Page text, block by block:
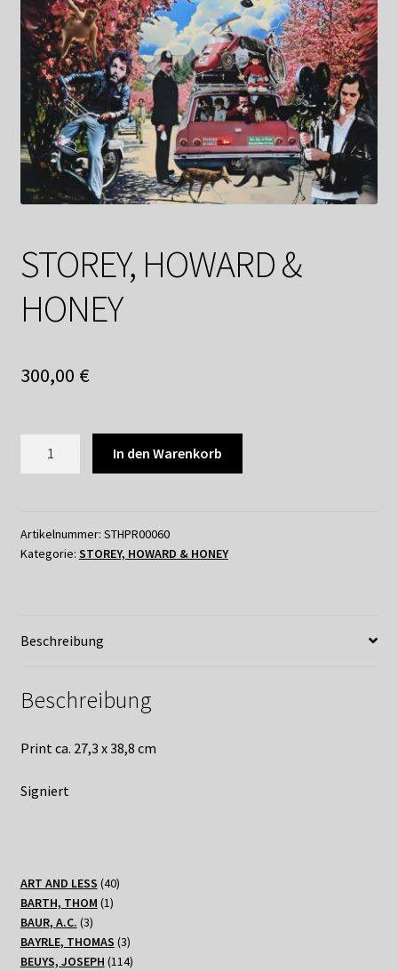
Datenschutzerklärung
Impressum
Kasse
Linkliste
Mitglieder
Newsletter
Suchservice
Warenkorb
Zahlungsarten
STOREY, HOWARD &
HONEY
300,00 €
Menge
In den Warenkorb
Artikelnummer: STHPR00060
Kategorie: STOREY, HOWARD & HONEY
Beschreibung
Beschreibung
Print ca. 27,3 x 38,8 cm
Signiert
ART AND LESS 4040
BARTH, THOM 11
BAUR, A.C. 33
Produkte
BAYRLE, THOMAS 33
Produkte
BEUYS, JOSEPH 114114